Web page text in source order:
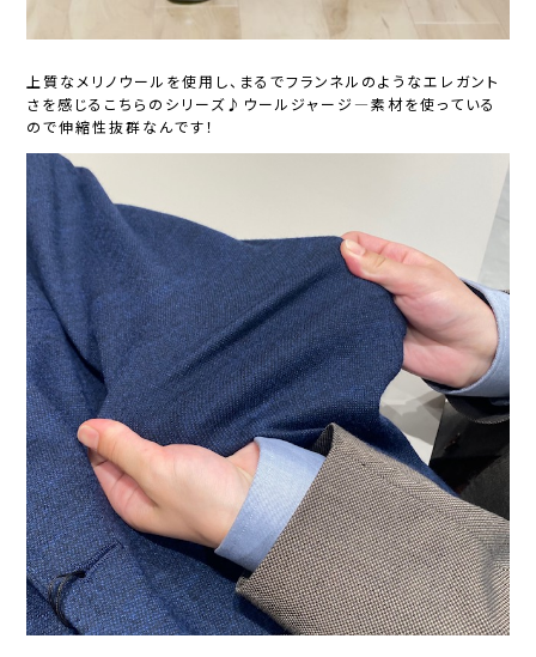
上質なメリノウールを使用し、まるでフランネルのようなエレガント
さを感じるこちらのシリーズ♪ウールジャージ―素材を使っている
ので伸縮性抜群なんです！